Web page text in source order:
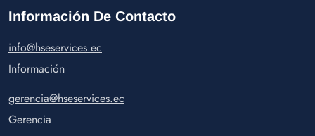
Información De Contacto
info@hseservices.ec
Información
gerencia@hseservices.ec
Gerencia